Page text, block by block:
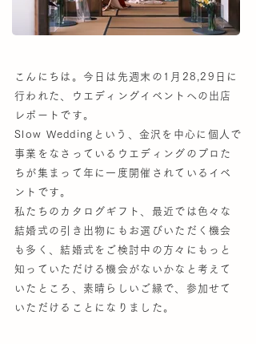
こんにちは。今日は先週末の1月28,29日に
行われた、ウエディングイベントへの出店
レポートです。
Slow Weddingという、金沢を中心に個人で
事業をなさっているウエディングのプロた
ちが集まって年に一度開催されているイベ
ントです。
私たちのカタログギフト、最近では色々な
結婚式の引き出物にもお選びいただく機会
も多く、結婚式をご検討中の方々にもっと
知っていただける機会がないかなと考えて
いたところ、素晴らしいご縁で、参加せて
いただけることになりました。